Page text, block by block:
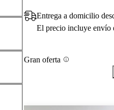
Entrega a domicilio
El precio incluye envío
Gran oferta